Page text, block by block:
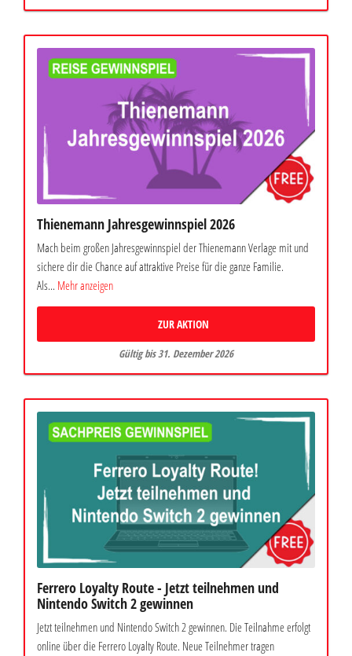
Thienemann Jahresgewinnspiel 2026
Mach beim großen Jahresgewinnspiel der Thienemann Verlage mit und
sichere dir die Chance auf attraktive Preise für die ganze Familie.
Als... Mehr anzeigen
ZUR AKTION
Gültig bis 31. Dezember 2026
Ferrero Loyalty Route - Jetzt teilnehmen und
Nintendo Switch 2 gewinnen
Jetzt teilnehmen und Nintendo Switch 2 gewinnen. Die Teilnahme erfolgt
online über die Ferrero Loyalty Route. Neue Teilnehmer tragen